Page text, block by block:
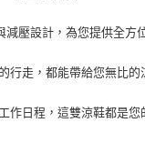
壓設計，為您提供全方
行走，都能帶給您無比的
作日程，這雙涼鞋都是您